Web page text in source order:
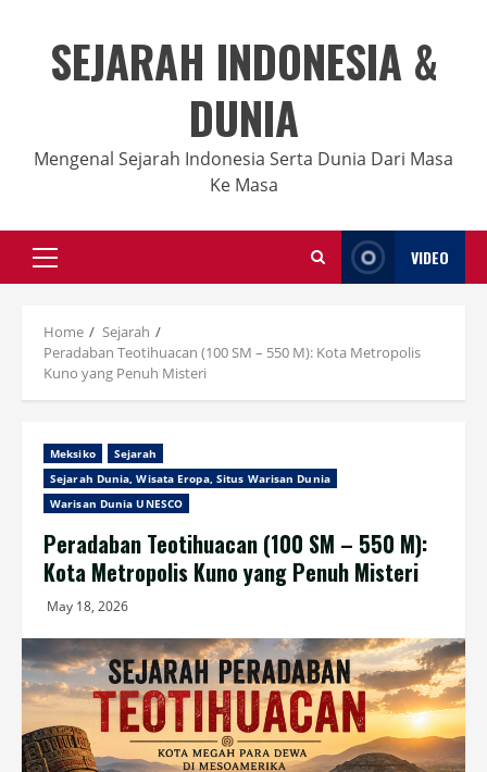
contentSEJARAH INDONESIA &
DUNIA
Mengenal Sejarah Indonesia Serta Dunia Dari Masa
Ke Masa
Primary
Menu
VIDEO
Home
Sejarah
Peradaban Teotihuacan (100 SM – 550 M): Kota Metropolis
Kuno yang Penuh Misteri
Meksiko
Sejarah
Sejarah Dunia, Wisata Eropa, Situs Warisan Dunia
Warisan Dunia UNESCO
Peradaban Teotihuacan (100 SM – 550 M):
Kota Metropolis Kuno yang Penuh Misteri
May 18, 2026